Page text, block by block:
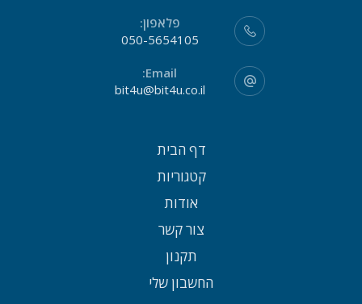
פלאפון:
050-5654105
Email:
bit4u@bit4u.co.il
דף הבית
קטגוריות
אודות
צור קשר
תקנון
החשבון שלי